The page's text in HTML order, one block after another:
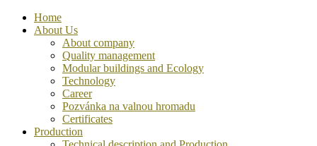
Home
About Us
About company
Quality management
Modular buildings and Ecology
Technology
Career
Pozvánka na valnou hromadu
Certificates
Production